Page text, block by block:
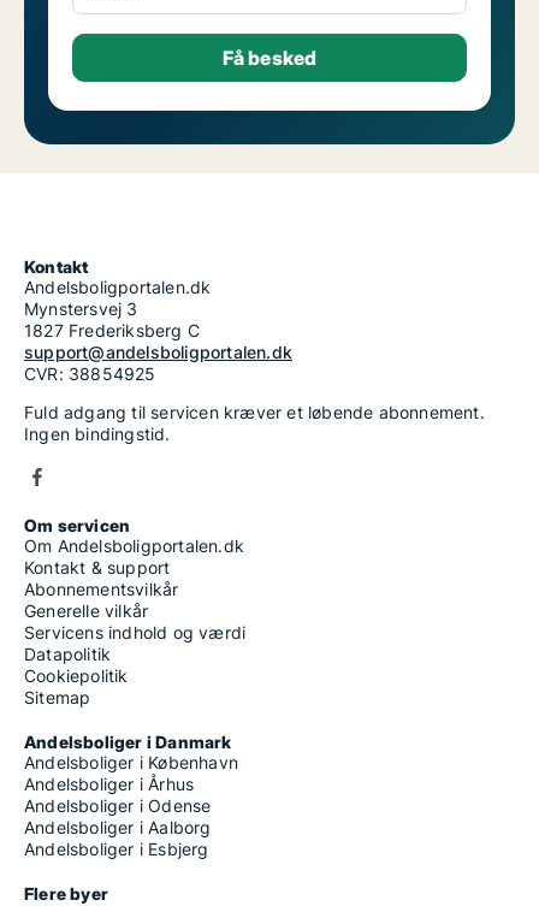
Kontakt
Andelsboligportalen.dk
Mynstersvej 3
1827 Frederiksberg C
support@andelsboligportalen.dk
CVR: 38854925
Fuld adgang til servicen kræver et løbende abonnement.
Ingen bindingstid.
Om servicen
Om Andelsboligportalen.dk
Kontakt & support
Abonnementsvilkår
Generelle vilkår
Servicens indhold og værdi
Datapolitik
Cookiepolitik
Sitemap
Andelsboliger i Danmark
Andelsboliger i København
Andelsboliger i Århus
Andelsboliger i Odense
Andelsboliger i Aalborg
Andelsboliger i Esbjerg
Flere byer